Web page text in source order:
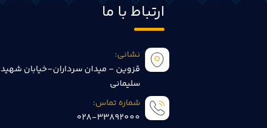
ارتباط با ما
نشانی:
قزوین - میدان سرداران-خیابان شهید
سلیمانی
شماره تماس:
028-33892000